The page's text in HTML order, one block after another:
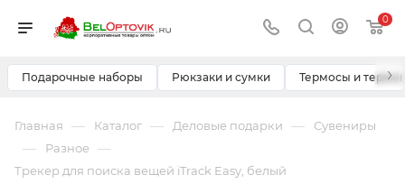
0
Подарочные наборы Рюкзаки и сумки Термосы и ›
Главная — Каталог — Деловые подарки — Сувениры
— Разное —
Трекер для поиска вещей iTrack Easy, белый